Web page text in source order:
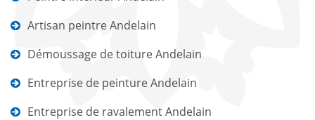
Artisan peintre Andelain
Démoussage de toiture Andelain
Entreprise de peinture Andelain
Entreprise de ravalement Andelain